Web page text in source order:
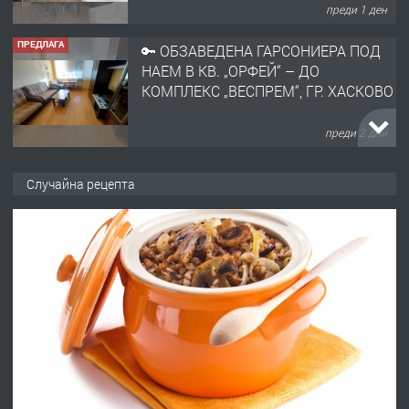
преди 1 ден
ПРЕДЛАГА
🔑 ОБЗАВЕДЕНА ГАРСОНИЕРА ПОД
НАЕМ В КВ. „ОРФЕЙ“ – ДО
КОМПЛЕКС „ВЕСПРЕМ“, ГР. ХАСКОВО
преди 2 дни
АПАРТАМЕНТ В ЦЕНТЪРА НА ГР.
ХАСКОВО
преди 3 дни
Давам гараж под наем
преди 3 дни
Случайна рецепта